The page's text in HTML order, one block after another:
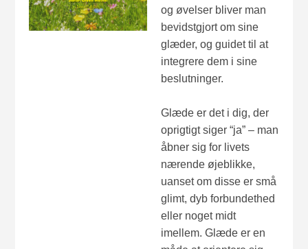
og øvelser bliver man
bevidstgjort om sine
glæder, og guidet til at
integrere dem i sine
beslutninger.
Glæde er det i dig, der
oprigtigt siger “ja” – man
åbner sig for livets
nærende øjeblikke,
uanset om disse er små
glimt, dyb forbundethed
eller noget midt
imellem. Glæde er en